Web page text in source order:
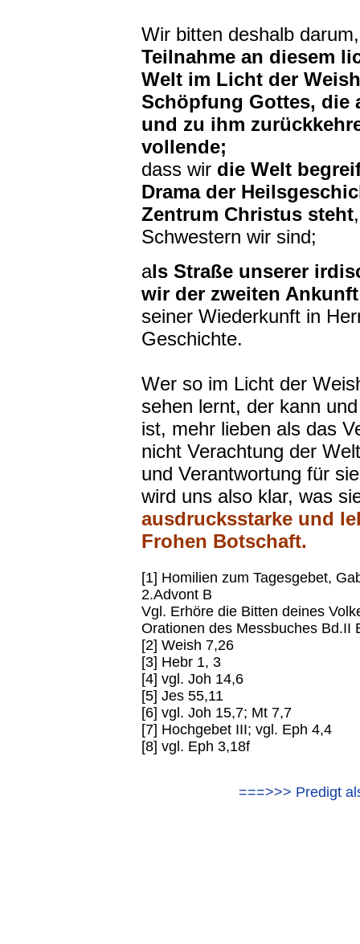
Wir bitten deshalb
Teilnahme an diesem
Welt im Licht der
Schöpfung Gottes, die
und zu ihm
vollende;
dass wir die Welt
Drama der
Zentrum Christus steht
Schwestern wir sind;
als Straße unserer
wir der zweiten
seiner Wiederkunft in
Geschichte.
Wer so im Licht der
sehen lernt, der kann
ist, mehr lieben als das
nicht Verachtung der
und Verantwortung für
wird uns also klar, was
ausdrucksstarke und
Frohen Botschaft.
[1] Homilien zum Tagesgebet,
2.Advont B
Vgl. Erhöre die Bitten deines
Orationen des Messbuches Bd.II
[2] Weish 7,26
[3] Hebr 1, 3
[4] vgl. Joh 14,6
[5] Jes 55,11
[6] vgl. Joh 15,7; Mt 7,7
[7] Hochgebet III; vgl. Eph 4,4
[8] vgl. Eph 3,18f
===>>> Predigt